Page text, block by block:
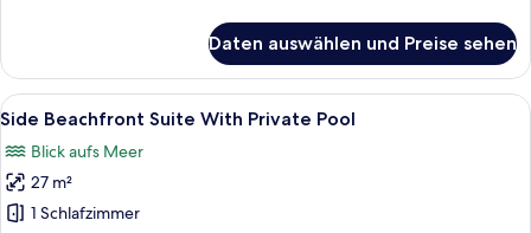
eigener
Pool,
Strandnähe
Daten auswählen und Preise sehen
Alle
Fotos
für
Side
Beachfront
Ein Poolbereich im Freien mit
11
Side Beachfront Suite With Private Pool
Blick aufs Meer
27 m²
1 Schlafzimmer